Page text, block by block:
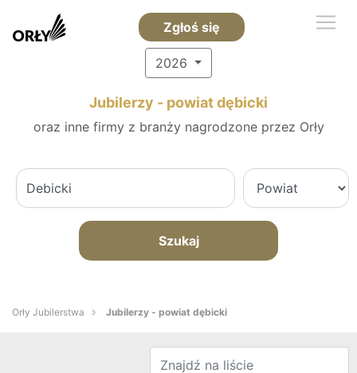
Zgłoś się
2026
Jubilerzy - powiat dębicki
oraz inne firmy z branży nagrodzone przez Orły
Szukaj
Orły Jubilerstwa Jubilerzy - powiat dębicki